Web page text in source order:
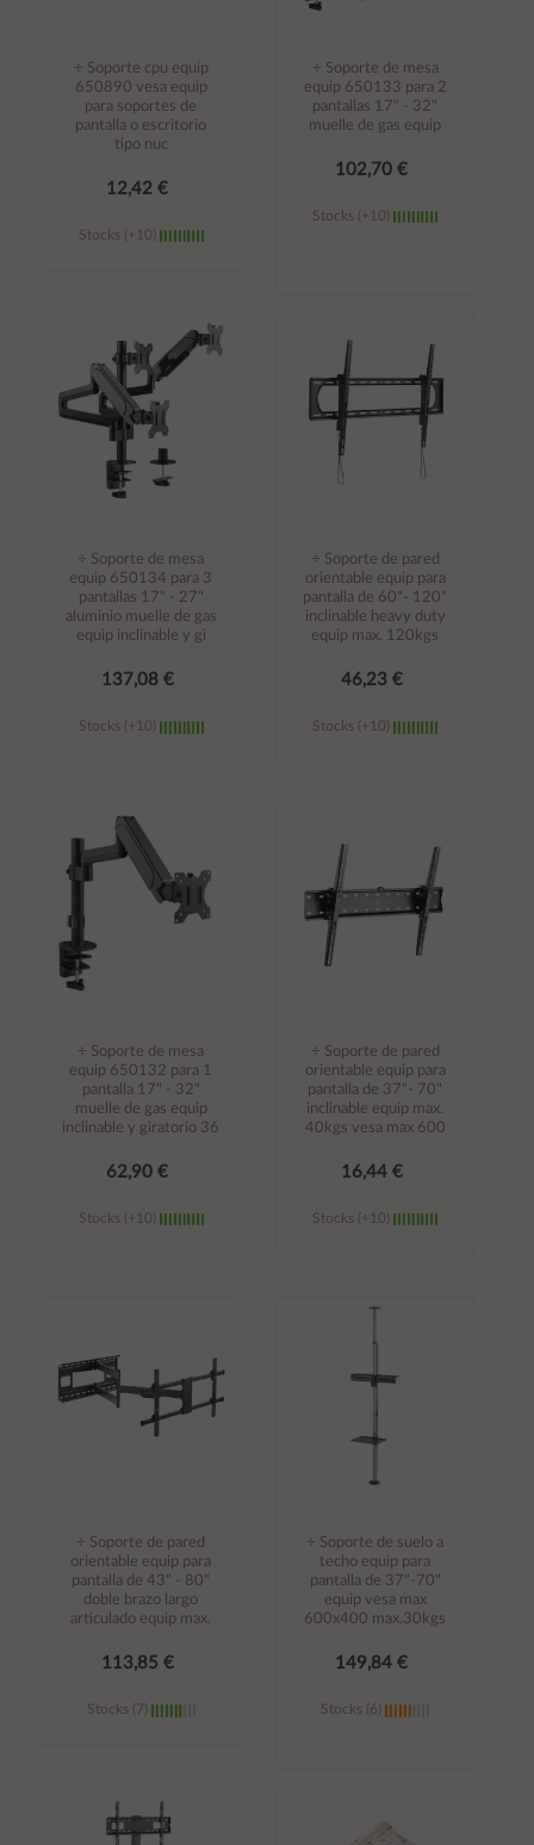
÷ Soporte cpu equip
650890 vesa equip
para soportes de
pantalla o escritorio
tipo nuc
12,42 €
Stocks (+10)
carrito
÷ Soporte de mesa
equip 650133 para 2
pantallas 17" - 32"
muelle de gas equip
102,70 €
Stocks (+10)
carrito
÷ Soporte de mesa
equip 650134 para 3
pantallas 17" - 27"
aluminio muelle de gas
equip inclinable y gi
137,08 €
Stocks (+10)
carrito
÷ Soporte de pared
orientable equip para
pantalla de 60"- 120"
inclinable heavy duty
equip max. 120kgs
46,23 €
Stocks (+10)
carrito
÷ Soporte de mesa
equip 650132 para 1
pantalla 17" - 32"
muelle de gas equip
inclinable y giratorio 36
62,90 €
Stocks (+10)
÷ Soporte de pared
orientable equip para
pantalla de 37"- 70"
inclinable equip max.
40kgs vesa max 600
16,44 €
Stocks (+10)
÷ Soporte de pared
orientable equip para
pantalla de 43" - 80"
doble brazo largo
articulado equip max.
113,85 €
Stocks (7)
carrito
÷ Soporte de suelo a
techo equip para
pantalla de 37"-70"
equip vesa max
600x400 max.30kgs
149,84 €
Stocks (6)
carrito